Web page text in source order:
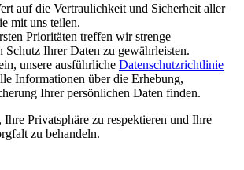
auf die Vertraulichkeit und Sicherheit aller
mit uns teilen.
Prioritäten treffen wir strenge
Schutz Ihrer Daten zu gewährleisten.
unsere ausführliche Datenschutzrichtlinie
Informationen über die Erhebung,
Ihrer persönlichen Daten finden.
Privatsphäre zu respektieren und Ihre
zu behandeln.